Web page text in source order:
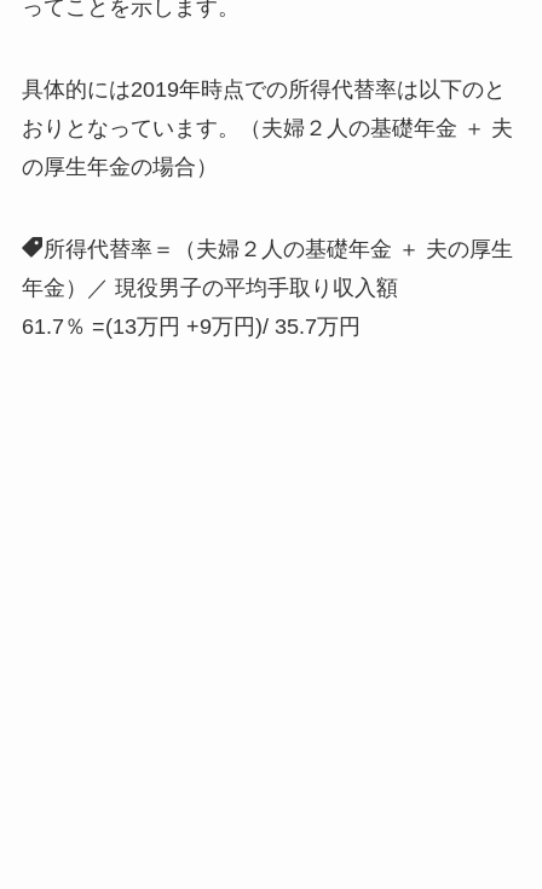
ってことを示します。
具体的には2019年時点での所得代替率は以下のと
おりとなっています。（夫婦２人の基礎年金 ＋ 夫
の厚生年金の場合）
所得代替率＝（夫婦２人の基礎年金 ＋ 夫の厚生
年金）／ 現役男子の平均手取り収入額
61.7％ =(13万円 +9万円)/ 35.7万円